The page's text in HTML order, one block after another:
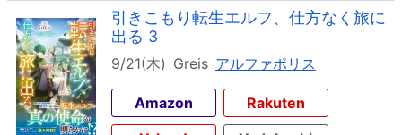
引きこもり転生エルフ、仕方なく旅に
出る 3
9/21(木) Greis アルファポリス
Amazon
Rakuten